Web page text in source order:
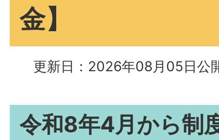
金】
更新日：2026年08月05日公
令和8年4月から制